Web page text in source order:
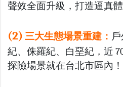
聲效全面升級，打造逼真體
(2) 三大生態場景重建：
紀、侏羅紀、白堊紀，近
探險場景就在台北市區內！